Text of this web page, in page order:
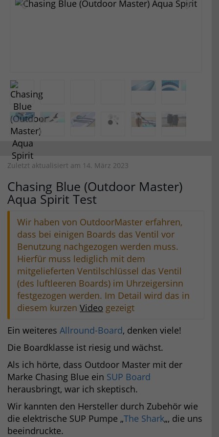
Zuletzt aktualisiert am 14. März 2023
Chasing Blue (Outdoor Master)
Aqua Spirit Test
Wir haben von OutdoorMaster erfahren,
dass bei einigen Boards das Ventil vor
Benutzung nachgezogen werden muss.
Hierfür muss lediglich mit dem
mitgelieferten Ventilschlüssel das Ventil
(des luftleeren Boards) im Uhrzeigersinn
festgezogen werden. Im Detail wird das in
diesem kurzen Video gezeigt
Ein weiteres Allround-Board, denken viele!
Die Boardklasse ist riesig und wächst.
Als ich hörte, dass Outdoor Master mit der
Marke Chasing Blue ein SUP Board
herausbringt, war ich skeptisch.
Wir kannten den Hersteller durch Zubehör wie
die elektrische SUP Pumpe „The Shark„, die uns
beeindruckte.